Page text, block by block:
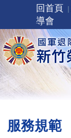
回首頁
導會
服務規範